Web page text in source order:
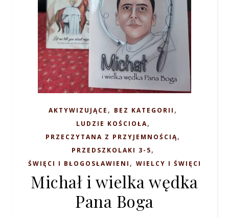
AKTYWIZUJĄCE , BEZ KATEGORII ,
LUDZIE KOŚCIOŁA,
PRZECZYTANA Z PRZYJEMNOŚCIĄ,
PRZEDSZKOLAKI 3-5,
ŚWIĘCI I BŁOGOSŁAWIENI , WIELCY I ŚWIĘCI
Michał i wielka wędka
Pana Boga